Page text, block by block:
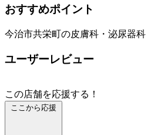
おすすめポイント
今治市共栄町の皮膚科・泌尿器科
ユーザーレビュー
この店舗を応援する！
ここから応援